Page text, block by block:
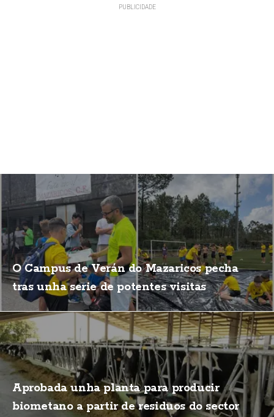
O Campus de Verán do Mazaricos pecha
tras unha serie de potentes visitas
Aprobada unha planta para producir
biometano a partir de residuos do sector